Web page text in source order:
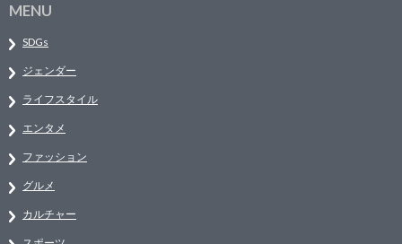
MENU
SDGs
ジェンダー
ライフスタイル
エンタメ
ファッション
グルメ
カルチャー